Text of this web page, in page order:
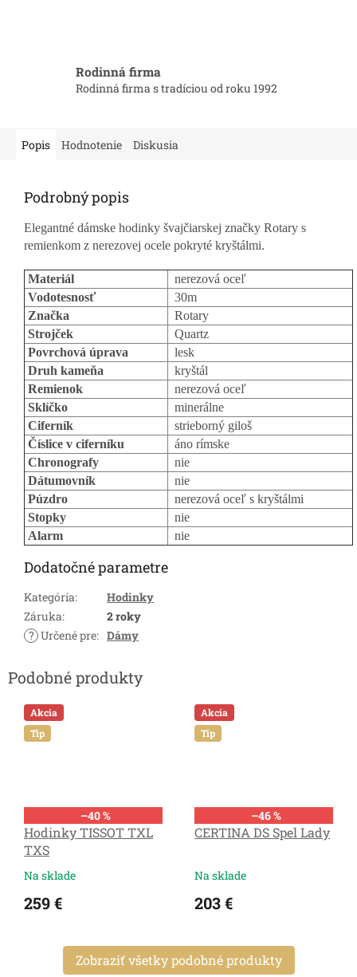
Rodinná firma
Rodinná firma s tradíciou od roku 1992
Popis Hodnotenie Diskusia
Podrobný popis
Elegantné dámske hodinky švajčiarskej značky Rotary s
remienkom z nerezovej ocele pokryté kryštálmi.
Materiál
nerezová oceľ
Vodotesnosť
30m
Značka
Rotary
Strojček
Quartz
Povrchová úprava
lesk
Druh kameňa
kryštál
Remienok
nerezová oceľ
Sklíčko
minerálne
Ciferník
strieborný giloš
Číslice v ciferníku
áno rímske
Chronografy
nie
Dátumovník
nie
Púzdro
nerezová oceľ s kryštálmi
Stopky
nie
Alarm
nie
Dodatočné parametre
Kategória:
Hodinky
Záruka:
2 roky
? Určené pre: Dámy
Akcia
Tip
–40 %
Hodinky TISSOT TXL
TXS
Na sklade
259 €
Akcia
Tip
–46 %
CERTINA DS Spel Lady
Na sklade
203 €
Zobraziť všetky podobné produkty